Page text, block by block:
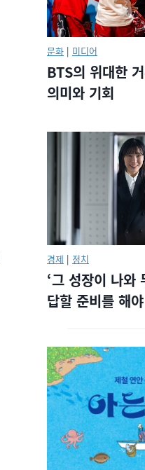
문화 | 미디어
BTS의 위대한
의미와 기회
경제 | 정치
‘그 성장이 나와
답할 준비를 해